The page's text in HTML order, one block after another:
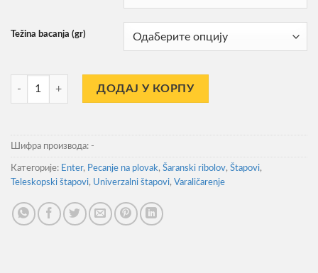
Težina bacanja (gr)
Štap Za Pecanje Navigator Tele количина
ДОДАЈ У КОРПУ
Шифра производа: -
Категорије: Enter, Pecanje na plovak, Šaranski ribolov, Štapovi,
Teleskopski štapovi, Univerzalni štapovi, Varaličarenje